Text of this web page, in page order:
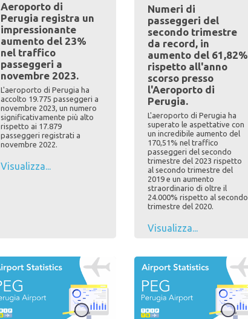
Aeroporto di
Perugia registra un
impressionante
aumento del 23%
nel traffico
passeggeri a
novembre 2023.
L'aeroporto di Perugia ha
accolto 19.775 passeggeri a
novembre 2023, un numero
significativamente più alto
rispetto ai 17.879
passeggeri registrati a
novembre 2022.
Visualizza...
Numeri di
passeggeri del
secondo trimestre
da record, in
aumento del 61,82%
rispetto all'anno
scorso presso
l'Aeroporto di
Perugia.
L'aeroporto di Perugia ha
superato le aspettative con
un incredibile aumento del
170,51% nel traffico
passeggeri del secondo
trimestre del 2023 rispetto
al secondo trimestre del
2019 e un aumento
straordinario di oltre il
24.000% rispetto al secondo
trimestre del 2020.
Visualizza...